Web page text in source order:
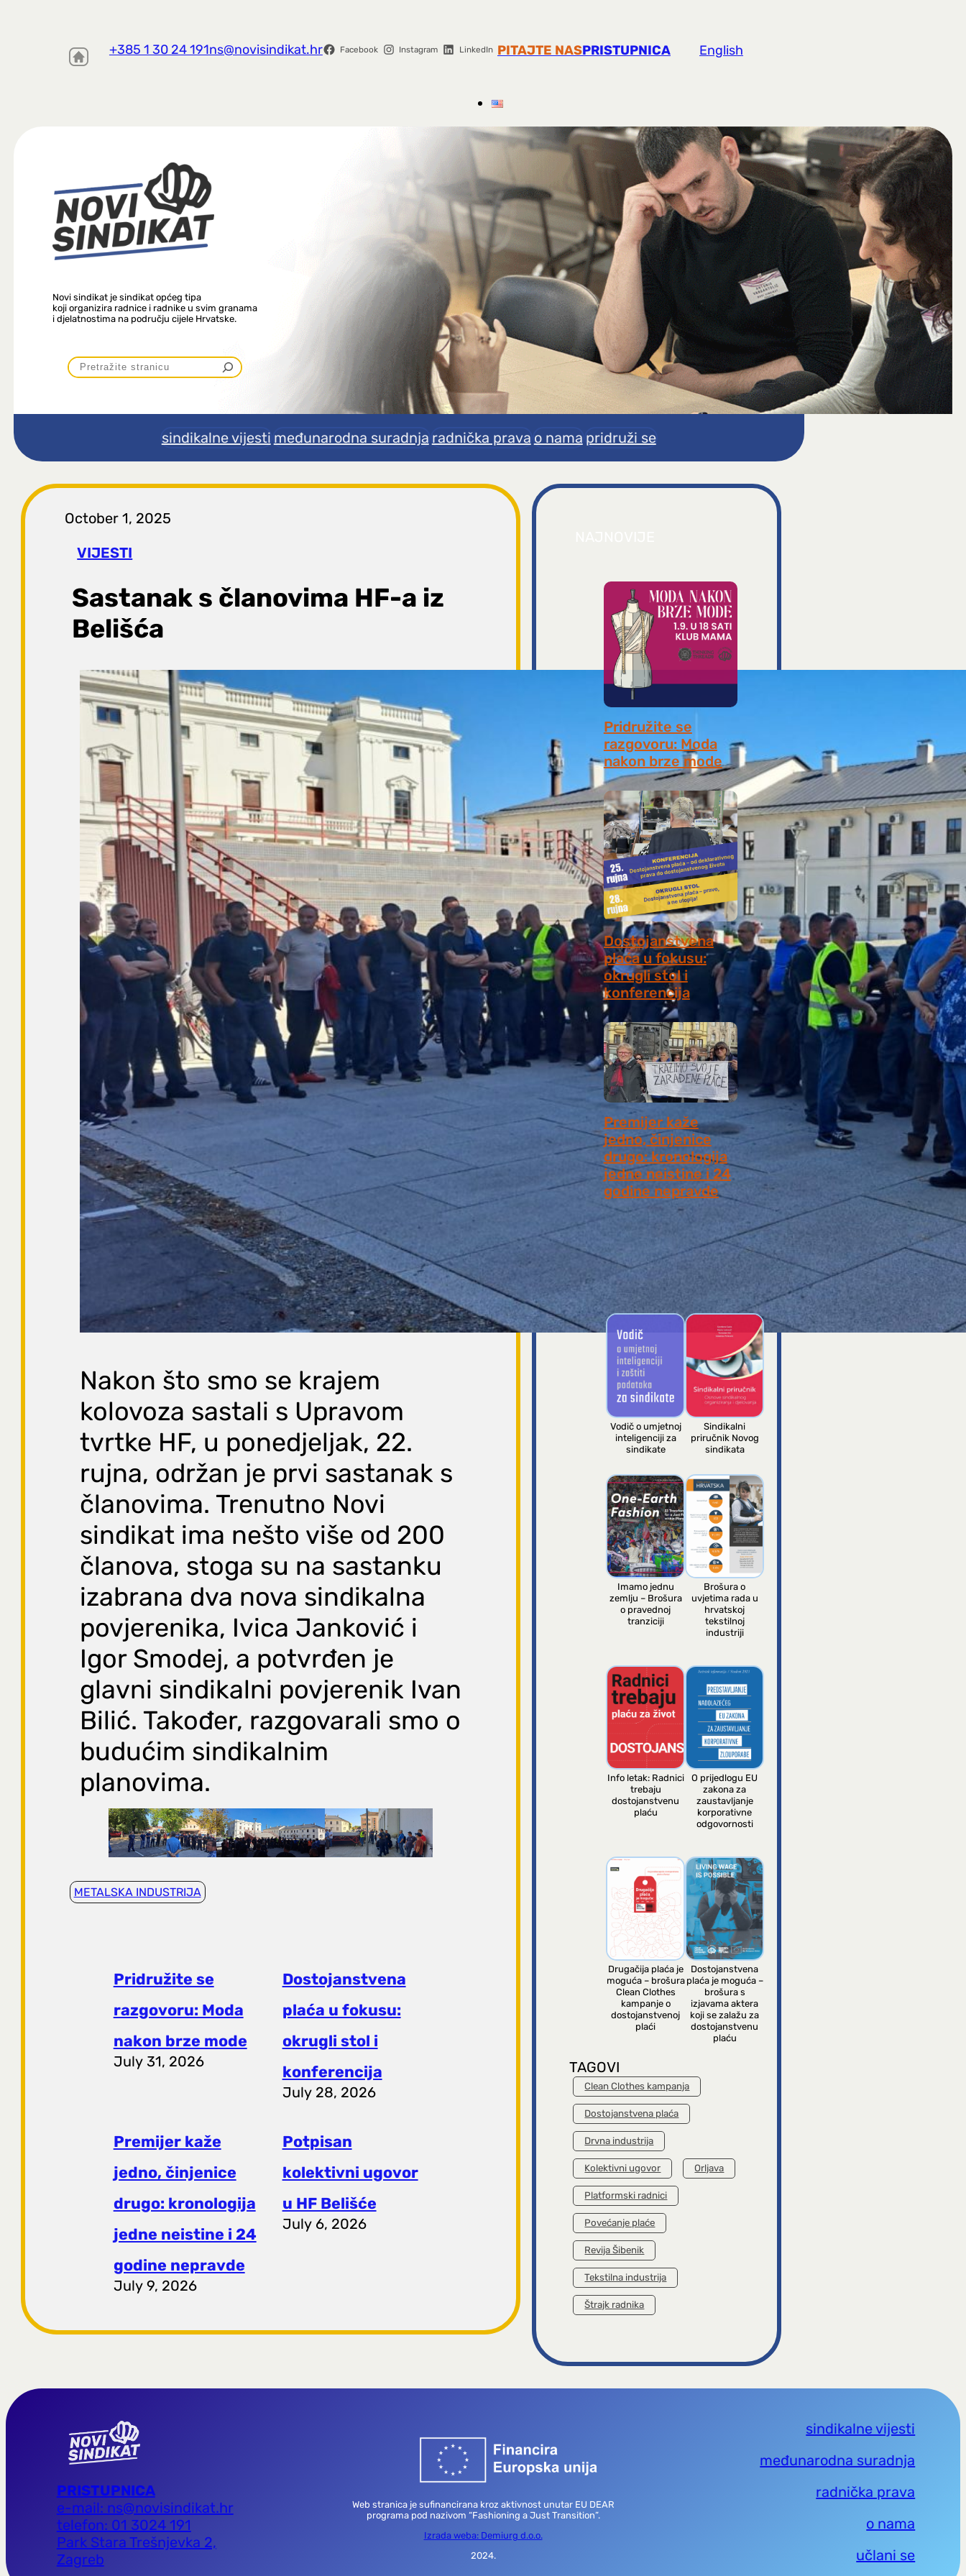
+385 1 30 24 191ns@novisindikat.hr Facebook Instagram LinkedIn PITAJTE NASPRISTUPNICA English
Novi sindikat je sindikat općeg tipa
koji organizira radnice i radnike u svim granama
i djelatnostima na području cijele Hrvatske.
P
r
t
r
a
g
a
sindikalne vijesti međunarodna suradnja radnička prava o nama pridruži se
October 1, 2025
VIJESTI
Sastanak s članovima HF-a iz
Belišća
Nakon što smo se krajem
kolovoza sastali s Upravom
tvrtke HF, u ponedjeljak, 22.
rujna, održan je prvi sastanak s
članovima. Trenutno Novi
sindikat ima nešto više od 200
članova, stoga su na sastanku
izabrana dva nova sindikalna
povjerenika, Ivica Janković i
Igor Smodej, a potvrđen je
glavni sindikalni povjerenik Ivan
Bilić. Također, razgovarali smo o
budućim sindikalnim
planovima.
METALSKA INDUSTRIJA
Pridružite se
razgovoru: Moda
nakon brze mode
July 31, 2026
Dostojanstvena
plaća u fokusu:
okrugli stol i
konferencija
July 28, 2026
Premijer kaže
jedno, činjenice
drugo: kronologija
jedne neistine i 24
godine nepravde
July 9, 2026
Potpisan
kolektivni ugovor
u HF Belišće
July 6, 2026
Pridružite se
razgovoru: Moda
nakon brze mode
July 31, 2026
Dostojanstvena
plaća u fokusu:
okrugli stol i
konferencija
July 28, 2026
Premijer kaže
jedno, činjenice
drugo: kronologija
jedne neistine i 24
godine nepravde
July 9, 2026
PRIRUČNICI
Vodič o umjetnoj
inteligenciji za
sindikate
Sindikalni
priručnik Novog
sindikata
Imamo jednu
zemlju – Brošura
o pravednoj
tranziciji
Brošura o
uvjetima rada u
hrvatskoj
tekstilnoj
industriji
Info letak: Radnici
trebaju
dostojanstvenu
plaću
O prijedlogu EU
zakona za
zaustavljanje
korporativne
odgovornosti
Drugačija plaća je
moguća – brošura
Clean Clothes
kampanje o
dostojanstvenoj
plaći
Dostojanstvena
plaća je moguća –
brošura s
izjavama aktera
koji se zalažu za
dostojanstvenu
plaću
TAGOVI
Clean Clothes kampanja
Dostojanstvena plaća
Drvna industrija
Kolektivni ugovor Orljava
Platformski radnici
Povećanje plaće
Revija Šibenik
Tekstilna industrija
Štrajk radnika
PRISTUPNICA
e-mail: ns@novisindikat.hr
telefon: 01 3024 191
Park Stara Trešnjevka 2,
Zagreb
Web stranica je sufinancirana kroz aktivnost unutar EU DEAR
programa pod nazivom “Fashioning a Just Transition”.
Izrada weba: Demiurg d.o.o.
2024.
sindikalne vijesti
međunarodna suradnja
radnička prava
o nama
učlani se